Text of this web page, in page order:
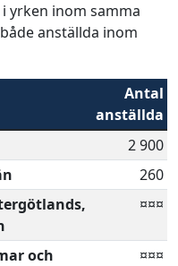
yrken inom samma
anställda inom
Antal
anställda
2 900
260
¤¤¤
och ¤¤¤